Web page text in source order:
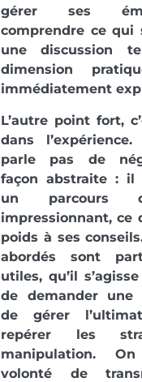
gérer ses
comprendre ce qui
une discussion
dimension
immédiatement
L’autre point fort,
dans
parle pas de
façon abstraite : il
un parcours
impressionnant, ce
poids à ses
abordés sont
utiles, qu’il
de demander une
de gérer
repérer les
manipulation.
volonté de